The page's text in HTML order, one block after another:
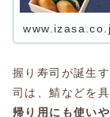
握り寿司が誕生
司は、鯖などを
帰り用にも使い